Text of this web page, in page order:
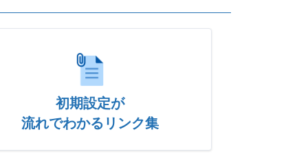
初期設定が
流れでわかるリンク集